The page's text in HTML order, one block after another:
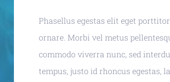
Phasellus egestas elit eget
ornare. Morbi vel metus
commodo viverra nunc, sed
tempus, justo id rhoncus egestas,